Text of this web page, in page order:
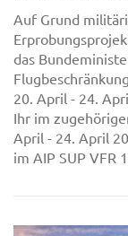
Auf Grund
das
20. April - 24.
Ihr im
April - 24. April
im AIP SUP VFR